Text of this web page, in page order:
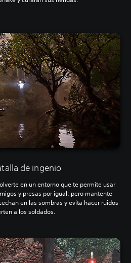
de ingenio
en un entorno que te permite usar
y presas por igual; pero mantente
en las sombras y evita hacer ruidos
a los soldados.